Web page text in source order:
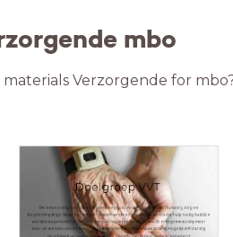
mbo
Verzorgende for